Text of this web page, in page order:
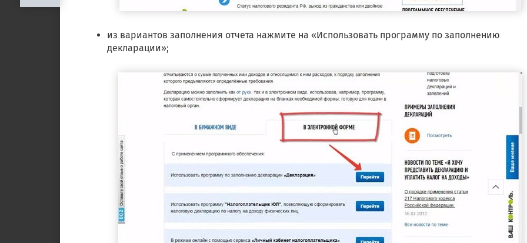
из вариантов заполнения отчета нажмите на «Использовать программу по заполнению
декларации»;